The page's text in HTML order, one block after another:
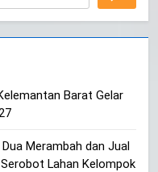
Barat Gelar
Merambah dan Jual
Lahan Kelompok